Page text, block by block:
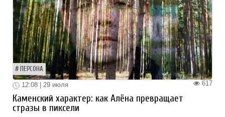
ПЕРСОНА
617
12:08 | 29 июля
Каменский характер: как Алёна превращает
стразы в пиксели